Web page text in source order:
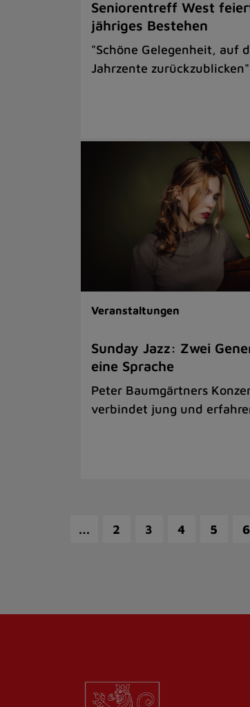
Seniorentreff West
jähriges Bestehen
"Schöne Gelegenheit, auf
Jahrzente zurückzublicken"
Veranstaltungen
Sunday Jazz: Zwei
eine Sprache
Peter Baumgärtners
verbindet jung und
… 2 3 4 5 6